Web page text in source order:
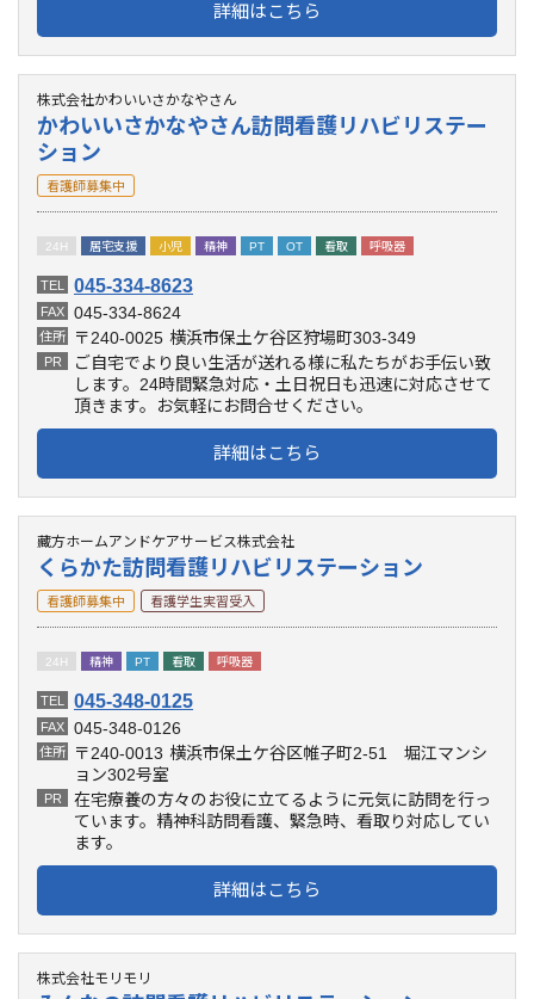
詳細はこちら
株式会社かわいいさかなやさん
かわいいさかなやさん訪問看護リハビリステー
ション
看護師募集中
24H 居宅支援 小児 精神 PT OT 看取 呼吸器
TEL 045-334-8623
FAX 045-334-8624
住所 〒240-0025 横浜市保土ケ谷区狩場町303-349
PR
ご自宅でより良い生活が送れる様に私たちがお手伝い致
します。24時間緊急対応・土日祝日も迅速に対応させて
頂きます。お気軽にお問合せください。
詳細はこちら
藏方ホームアンドケアサービス株式会社
くらかた訪問看護リハビリステーション
看護師募集中 看護学生実習受入
24H 精神 PT 看取 呼吸器
TEL 045-348-0125
FAX 045-348-0126
住所 〒240-0013 横浜市保土ケ谷区帷子町2-51 堀江マンシ
ョン302号室
PR
在宅療養の方々のお役に立てるように元気に訪問を行っ
ています。精神科訪問看護、緊急時、看取り対応してい
ます。
詳細はこちら
株式会社モリモリ